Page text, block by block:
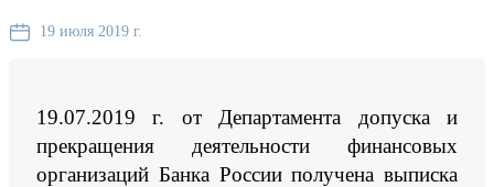
19 июля 2019 г.
19.07.2019 г. от Департамента допуска и
прекращения деятельности финансовых
организаций Банка России получена выписка